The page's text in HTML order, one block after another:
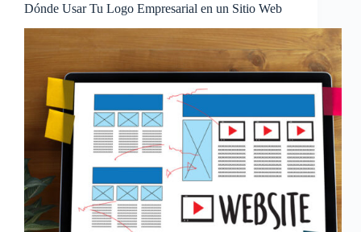
Dónde Usar Tu Logo Empresarial en un Sitio Web